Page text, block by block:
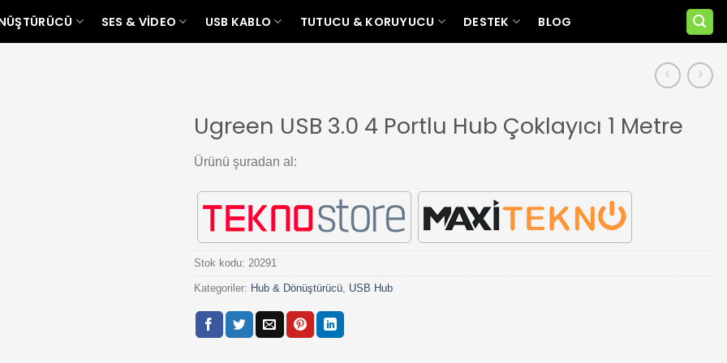
SES & VIDEO USB KABLO TUTUCU & KORUYUCU DESTEK BLOG
Ugreen USB 3.0 4 Portlu Hub Çoklayıcı 1 Metre
Ürünü şuradan al:
Stok kodu: 20291
Kategoriler: Hub & Dönüştürücü, USB Hub